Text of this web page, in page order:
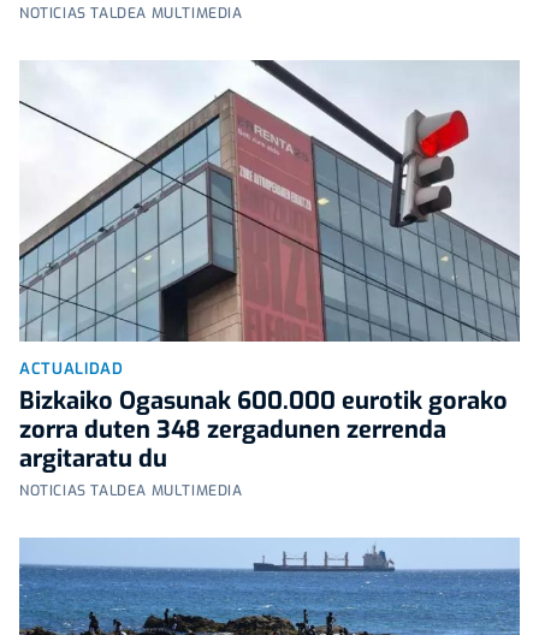
NOTICIAS TALDEA MULTIMEDIA
ACTUALIDAD
Bizkaiko Ogasunak 600.000 eurotik gorako
zorra duten 348 zergadunen zerrenda
argitaratu du
NOTICIAS TALDEA MULTIMEDIA